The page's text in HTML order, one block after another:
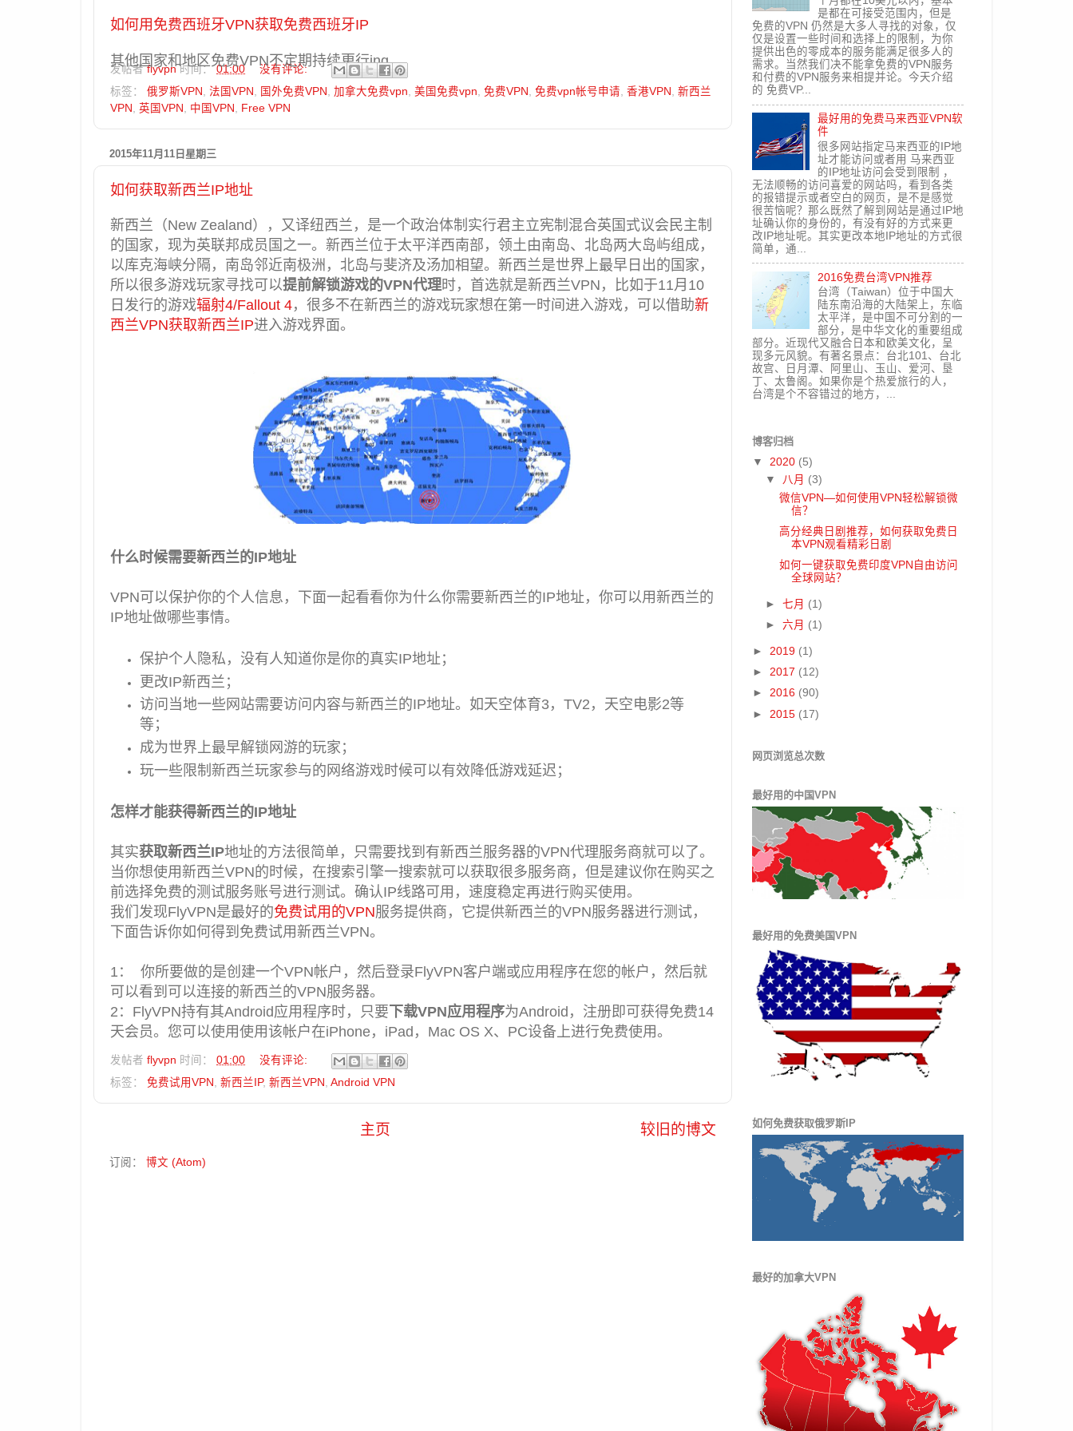
如何用免费西班牙VPN获取免费西班牙IP
其他国家和地区免费VPN不定期持续更行ing
发帖者flyvpn 时间：01:00
没有评论:
标签： 俄罗斯VPN 法国VPN 国外免费VPN 加拿大免费vpn 美国免费vpn 免费VPN 免费vpn帐号申请 香港VPN
新西兰
VPN
英国VPN 中国VPN Free VPN
2015年11月11日星期三
如何获取新西兰IP地址
新西兰（New Zealand），又译纽西兰，是一个政治体制实行君主立宪制混合英国式议会民主制
的国家，现为英联邦成员国之一。新西兰位于太平洋西南部，领土由南岛、北岛两大岛屿组成，
以库克海峡分隔，南岛邻近南极洲，北岛与斐济及汤加相望。新西兰是世界上最早日出的国家，
所以很多游戏玩家寻找可以提前解锁游戏的VPN代理时，首选就是新西兰VPN，比如于11月10
日发行的游戏辐射4/Fallout 4，很多不在新西兰的游戏玩家想在第一时间进入游戏，可以借助新
西兰VPN获取新西兰IP进入游戏界面。
什么时候需要新西兰的IP地址
VPN可以保护你的个人信息，下面一起看看你为什么你需要新西兰的IP地址，你可以用新西兰的
IP地址做哪些事情。
保护个人隐私，没有人知道你是你的真实IP地址；
更改IP新西兰；
访问当地一些网站需要访问内容与新西兰的IP地址。如天空体育3，TV2，天空电影2等
等；
成为世界上最早解锁网游的玩家；
玩一些限制新西兰玩家参与的网络游戏时候可以有效降低游戏延迟；
怎样才能获得新西兰的IP地址
其实获取新西兰IP地址的方法很简单，只需要找到有新西兰服务器的VPN代理服务商就可以了。
当你想使用新西兰VPN的时候，在搜索引擎一搜索就可以获取很多服务商，但是建议你在购买之
前选择免费的测试服务账号进行测试。确认IP线路可用，速度稳定再进行购买使用。
我们发现FlyVPN是最好的免费试用的VPN服务提供商，它提供新西兰的VPN服务器进行测试，
下面告诉你如何得到免费试用新西兰VPN。
1： 你所要做的是创建一个VPN帐户，然后登录FlyVPN客户端或应用程序在您的帐户，然后就
可以看到可以连接的新西兰的VPN服务器。
2：FlyVPN持有其Android应用程序时，只要 下载VPN应用程序为Android，注册即可获得免费14
天会员。您可以使用使用该帐户在iPhone，iPad，Mac OS X、PC设备上进行免费使用。
发帖者 flyvpn 时间： 01:00
没有评论:
标签： 免费试用VPN 新西兰IP, 新西兰VPN Android VPN
较旧的博文
主页
订阅： 博文 (Atom)
是都在可接受范围内，但是
免费的VPN 仍然是大多人寻找的对象，仅
仅是设置一些时间和选择上的限制，为你
提供出色的零成本的服务能满足很多人的
需求。当然我们决不能拿免费的VPN服务
和付费的VPN服务来相提并论。今天介绍
的 免费VP...
最好用的免费马来西亚VPN软
件
很多网站指定马来西亚的IP地
址才能访问或者用 马来西亚
的IP地址访问会受到限制 ，
无法顺畅的访问喜爱的网站吗，看到各类
的报错提示或者空白的网页，是不是感觉
很苦恼呢？那么既然了解到网站是通过IP地
址确认你的身份的，有没有好的方式来更
改IP地址呢。其实更改本地IP地址的方式很
简单，通...
2016免费台湾VPN推荐
台湾（Taiwan）位于中国大
陆东南沿海的大陆架上，东临
太平洋，是中国不可分割的一
部分，是中华文化的重要组成
部分。近现代又融合日本和欧美文化，呈
现多元风貌。有著名景点：台北101、台北
故宫、日月潭、阿里山、玉山、爱河、垦
丁、太鲁阁。如果你是个热爱旅行的人，
台湾是个不容错过的地方，...
博客归档
▼ 2020 (5)
▼ 八月 (3)
微信VPN—如何使用VPN轻松解锁微
信？
高分经典日剧推荐，如何获取免费日
本VPN观看精彩日剧
如何一键获取免费印度VPN自由访问
全球网站？
►七月 (1)
►六月 (1)
► 2019 (1)
► 2017 (12)
► 2016 (90)
► 2015 (17)
网页浏览总次数
最好用的中国VPN
最好用的免费美国VPN
如何免费获取俄罗斯IP
最好的加拿大VPN